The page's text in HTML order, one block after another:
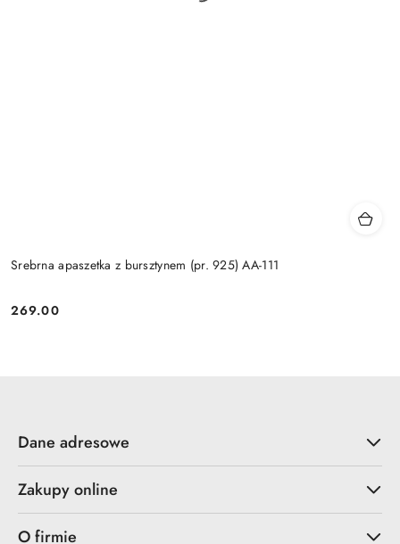
Srebrna apaszetka z bursztynem (pr. 925) AA-111
Cena:
269.00
Dane adresowe
Zakupy online
O firmie